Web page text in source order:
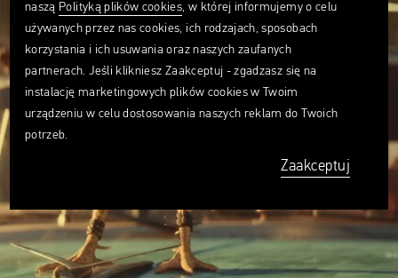
naszą Polityką plików cookies, w której informujemy o celu
używanych przez nas cookies, ich rodzajach, sposobach
korzystania i ich usuwania oraz naszych zaufanych
partnerach. Jeśli klikniesz Zaakceptuj - zgadzasz się na
instalację marketingowych plików cookies w Twoim
urządzeniu w celu dostosowania naszych reklam do Twoich
potrzeb.
Zaakceptuj